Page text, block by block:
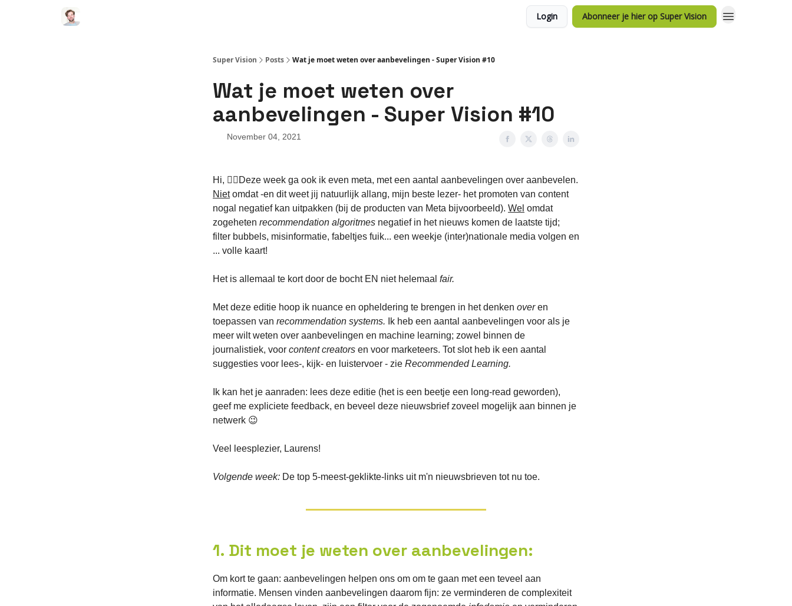
Login Abonneer je hier op Super Vision
Super Vision Posts Wat je moet weten over aanbevelingen - Super Vision #10
Wat je moet weten over
aanbevelingen - Super Vision #10
November 04, 2021
Hi, ✋🏻Deze week ga ook ik even meta, met een aantal aanbevelingen over aanbevelen.
Nietomdat -en dit weet jij natuurlijk allang, mijn beste lezer- het promoten van content
nogal negatief kan uitpakken (bij de producten van Meta bijvoorbeeld). Wel omdat
zogeheten recommendation algoritmes negatief in het nieuws komen de laatste tijd;
filter bubbels, misinformatie, fabeltjes fuik... een weekje (inter)nationale media volgen en
... volle kaart!
Het is allemaal te kort door de bocht EN niet helemaal fair.
Met deze editie hoop ik nuance en opheldering te brengen in het denken overen
toepassen van recommendation systems. Ik heb een aantal aanbevelingen voor als je
meer wilt weten over aanbevelingen en machine learning; zowel binnen de
journalistiek, voor content creators en voor marketeers. Tot slot heb ik een aantal
suggesties voor lees-, kijk- en luistervoer - zie Recommended Learning.
Ik kan het je aanraden: lees deze editie (het is een beetje een long-read geworden),
geef me expliciete feedback, en beveel deze nieuwsbrief zoveel mogelijk aan binnen je
netwerk 😉
Veel leesplezier, Laurens!
Volgende week: De top 5-meest-geklikte-links uit m'n nieuwsbrieven tot nu toe.
1. Dit moet je weten over aanbevelingen:
Om kort te gaan: aanbevelingen helpen ons om om te gaan met een teveel aan
informatie. Mensen vinden aanbevelingen daarom fijn: ze verminderen de complexiteit